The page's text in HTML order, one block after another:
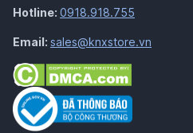
Hotline: 0918.918.755
Email: sales@knxstore.vn